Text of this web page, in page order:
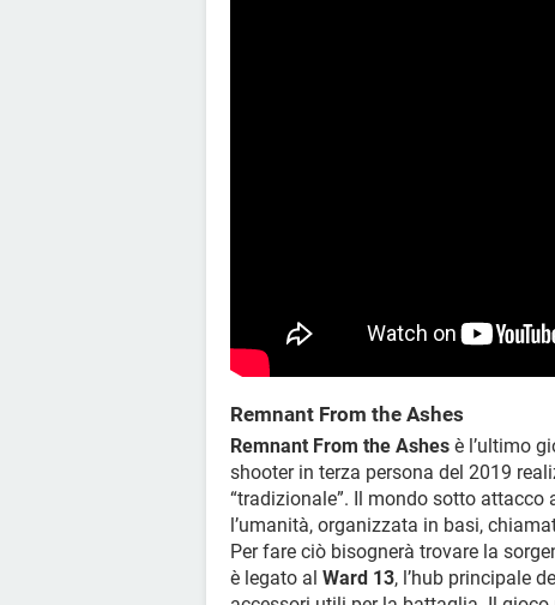
Remnant From the Ashes
Remnant From the Ashes è l’ultimo
shooter in terza persona del 2019
“tradizionale”. Il mondo sotto attacco
l’umanità, organizzata in basi,
Per fare ciò bisognerà trovare la
è legato al Ward 13, l’hub principale